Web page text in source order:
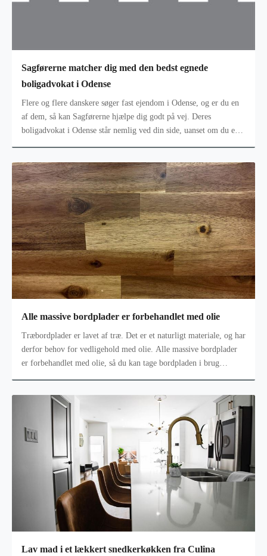
Sagførerne matcher dig med den bedst egnede
boligadvokat i Odense
Flere og flere danskere søger fast ejendom i Odense, og er du en
af dem, så kan Sagførerne hjælpe dig godt på vej. Deres
boligadvokat i Odense står nemlig ved din side, uanset om du er
Alle massive bordplader er forbehandlet med olie
Træbordplader er lavet af træ. Det er et naturligt materiale, og har
derfor behov for vedligehold med olie. Alle massive bordplader
er forbehandlet med olie, så du kan tage bordpladen i brug
Lav mad i et lækkert snedkerkøkken fra Culina